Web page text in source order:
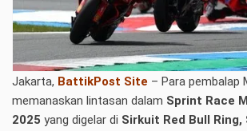
Jakarta, BattikPost Site – Para pembalap
memanaskan lintasan dalam Sprint Race
2025 yang digelar di Sirkuit Red Bull Ring,